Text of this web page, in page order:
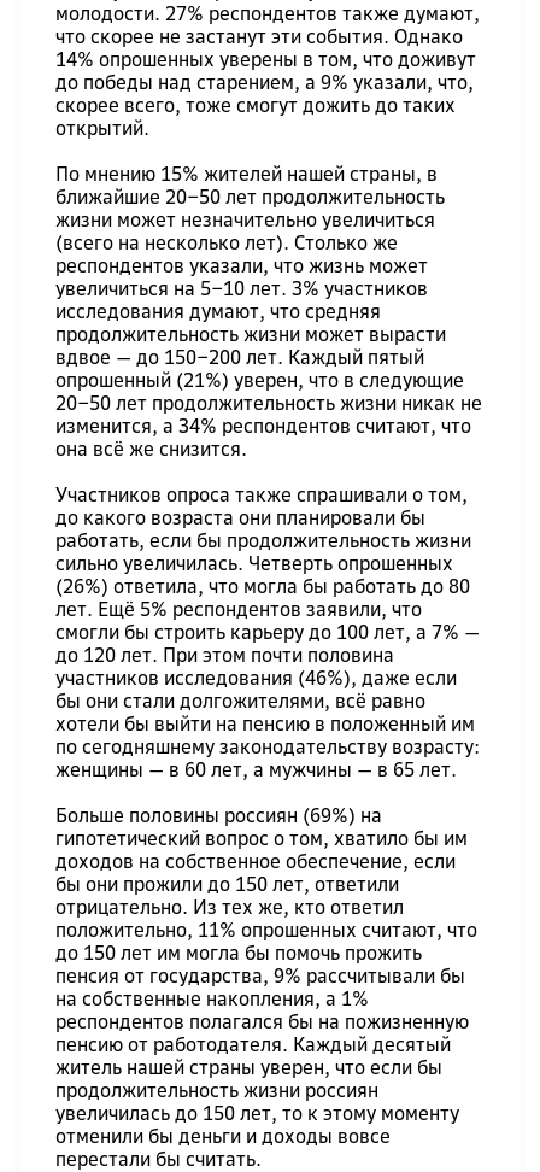
молодости. 27% респондентов также думают,
что скорее не застанут эти события. Однако
14% опрошенных уверены в том, что доживут
до победы над старением, а 9% указали, что,
скорее всего, тоже смогут дожить до таких
открытий.
По мнению 15% жителей нашей страны, в
ближайшие 20‒50 лет продолжительность
жизни может незначительно увеличиться
(всего на несколько лет). Столько же
респондентов указали, что жизнь может
увеличиться на 5‒10 лет. 3% участников
исследования думают, что средняя
продолжительность жизни может вырасти
вдвое — до 150‒200 лет. Каждый пятый
опрошенный (21%) уверен, что в следующие
20‒50 лет продолжительность жизни никак не
изменится, а 34% респондентов считают, что
она всё же снизится.
Участников опроса также спрашивали о том,
до какого возраста они планировали бы
работать, если бы продолжительность жизни
сильно увеличилась. Четверть опрошенных
(26%) ответила, что могла бы работать до 80
лет. Ещё 5% респондентов заявили, что
смогли бы строить карьеру до 100 лет, а 7% —
до 120 лет. При этом почти половина
участников исследования (46%), даже если
бы они стали долгожителями, всё равно
хотели бы выйти на пенсию в положенный им
по сегодняшнему законодательству возрасту:
женщины — в 60 лет, а мужчины — в 65 лет.
Больше половины россиян (69%) на
гипотетический вопрос о том, хватило бы им
доходов на собственное обеспечение, если
бы они прожили до 150 лет, ответили
отрицательно. Из тех же, кто ответил
положительно, 11% опрошенных считают, что
до 150 лет им могла бы помочь прожить
пенсия от государства, 9% рассчитывали бы
на собственные накопления, а 1%
респондентов полагался бы на пожизненную
пенсию от работодателя. Каждый десятый
житель нашей страны уверен, что если бы
продолжительность жизни россиян
увеличилась до 150 лет, то к этому моменту
отменили бы деньги и доходы вовсе
перестали бы считать.